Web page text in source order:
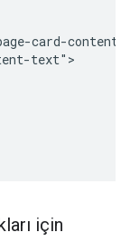
card-
text">
için